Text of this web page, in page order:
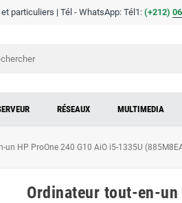
particuliers | Tél - WhatsApp: Tél1: (+212)
RÉSEAUX MULTIMEDIA
un HP ProOne 240 G10 AiO i5-1335U
Ordinateur tout-en-un